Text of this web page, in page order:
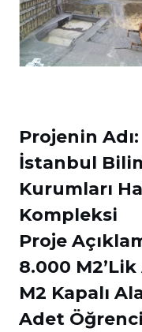
Projenin Adı:
İstanbul
Kurumları
Kompleksi
Proje
8.000 M2’lik
M2 Kapalı
Adet